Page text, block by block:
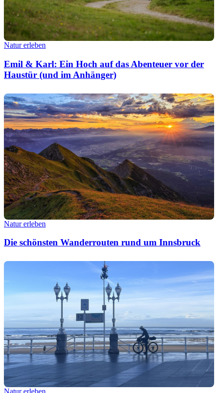
Natur erleben
Emil & Karl: Ein Hoch auf das Abenteuer vor der
Haustür (und im Anhänger)
Natur erleben
Die schönsten Wanderrouten rund um Innsbruck